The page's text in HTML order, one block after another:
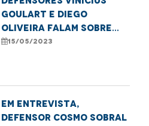
Goulart e Diego
Oliveira falam sobre
audiência pública que
Planos de Saúde
15/05/2023
Em entrevista,
defensor Cosmo Sobral